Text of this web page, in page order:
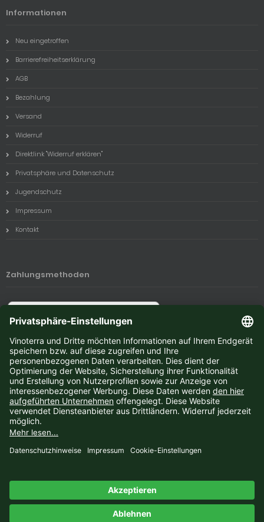
Informationen
Neu eingetroffen
Barrierefreiheitserklärung
AGB
Bezahlung
Versand
Widerruf
Direktlink "Widerruf erklären"
Privatsphäre und Datenschutz
Jugendschutz
Impressum
Kontakt
Zahlungsmethoden
Newsletter-Anmeldung
E-Mail-Adresse:
Vinoterra © 2026 | Template © 2009-2026 bymod
modified eCommerce Shopsoftware © 2009-2026